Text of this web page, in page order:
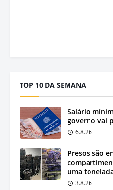
TOP 10 DA SEMANA
Salário
governo vai
6.8.26
Presos são
uma
3.8.26